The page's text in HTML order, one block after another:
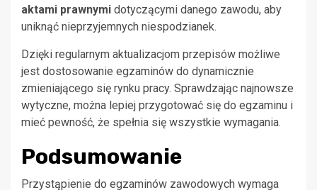
aktami prawnymi dotyczącymi danego zawodu, aby
uniknąć nieprzyjemnych niespodzianek.
Dzięki regularnym aktualizacjom przepisów możliwe
jest dostosowanie egzaminów do dynamicznie
zmieniającego się rynku pracy. Sprawdzając najnowsze
wytyczne, można lepiej przygotować się do egzaminu i
mieć pewność, że spełnia się wszystkie wymagania.
Podsumowanie
Przystąpienie do egzaminów zawodowych wymaga